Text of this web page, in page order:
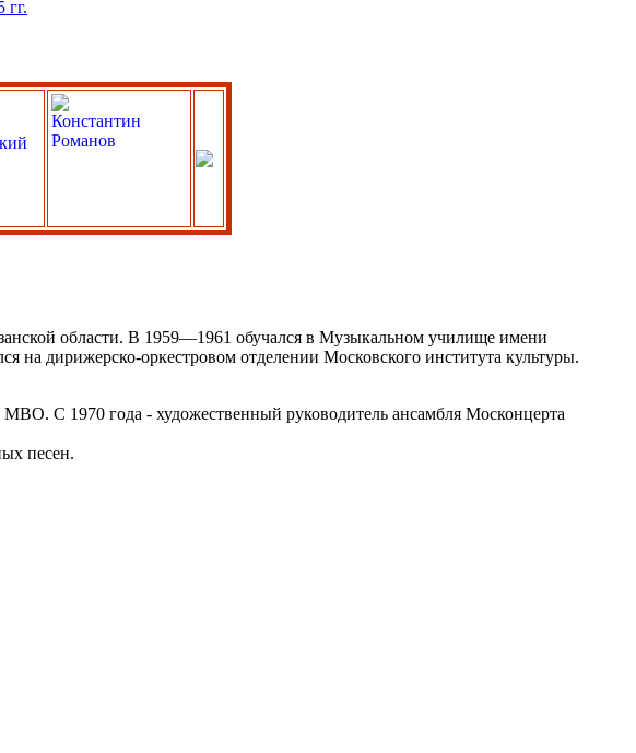
области. В 1959—1961 обучался в Музыкальном училище имени
дирижерско-оркестровом отделении Московского института культуры.
С 1970 года - художественный руководитель ансамбля Москонцерта
песен.